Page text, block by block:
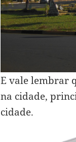
E vale lembrar
na cidade,
cidade.